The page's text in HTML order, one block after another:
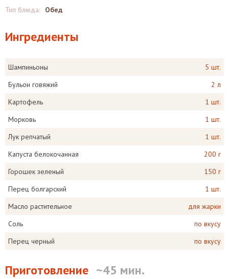
Тип блюда:
Обед
Ингредиенты
Шампиньоны
5 шт.
Бульон говяжий
2 л
Картофель
1 шт.
Морковь
1 шт.
Лук репчатый
1 шт.
Капуста белокочанная
200 г
Горошек зеленый
150 г
Перец болгарский
1 шт.
Масло растительное
для жарки
Соль
по вкусу
Перец черный
по вкусу
Приготовление ~45 мин.